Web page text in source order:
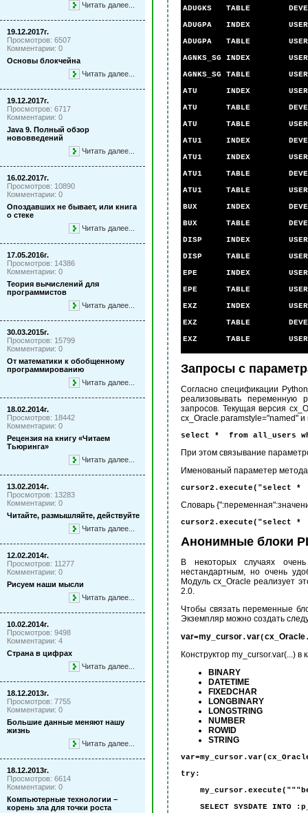
Читать далее...
19.12.2017г.
Просмотров: 6507
Комментарии: 0
Основы блокчейна
Читать далее...
19.12.2017г.
Просмотров: 6717
Комментарии: 0
Java 9. Полный обзор
нововведений
Читать далее...
16.02.2017г.
Просмотров: 10890
Комментарии: 0
Опоздавших не бывает, или книга
о стеке
Читать далее...
17.05.2016г.
Просмотров: 14386
Комментарии: 0
Теория вычислений для
программистов
Читать далее...
30.03.2015г.
Просмотров: 15799
Комментарии: 0
От математики к обобщенному
программированию
Читать далее...
18.02.2014г.
Просмотров: 18442
Комментарии: 0
Рецензия на книгу «Читаем
Тьюринга»
Читать далее...
13.02.2014г.
Просмотров: 13283
Комментарии: 0
Читайте, размышляйте, действуйте
Читать далее...
12.02.2014г.
Просмотров: 11277
Комментарии: 0
Рисуем наши мысли
Читать далее...
10.02.2014г.
Просмотров: 9498
Комментарии: 4
Страна в цифрах
Читать далее...
18.12.2013г.
Просмотров: 7755
Комментарии: 0
Большие данные меняют нашу
жизнь
Читать далее...
18.12.2013г.
Просмотров: 6614
Комментарии: 0
Компьютерные технологии –
корень зла для точки роста
ADUGKS TABLE
ADUGPA
ADUGPA
AGNKS_SG
AGNKS_SG
ATU INDEX
ATU TABLE
ATU TABLE
ATU1 INDEX
ATU1
ATU1 TABLE
ATU1
BUX INDEX
BUX TABLE
DISP INDEX
DISP
EPE
EPE
EXZ INDEX
EXZ TABLE
EXZ TABLE
Запросы с
Согласно спецификации
реализовывать переменную
запросов. Текущая версия
cx_Oracle.paramstyle="named" и
select * from all_users
При этом связывание
Именованый параметeр метода
cursor2.execute("select *
Словарь {":переменная":
cursor2.execute("select *
Анонимные блоки
В некоторых случаях
нестандартным, но очень
Модуль сx_Oracle реализует
2.0.
Чтобы связать переменные
Экземпляр можно создать
var=my cursor. var(cx Oracle
Конструктор my_cursor.var(...)
BINARY
DATETIME
FIXEDCHAR
LONGBINARY
LONGSTRING
NUMBER
ROWID
STRING
try:
SELECT SYSDATE INTO